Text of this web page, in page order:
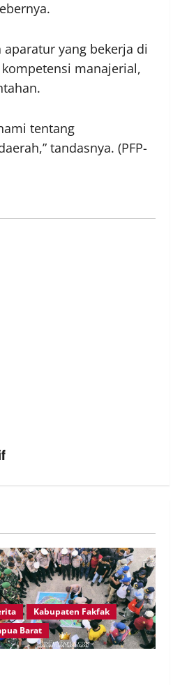
yang bekerja di
manajerial,
tentang
tandasnya. (PFP-
Kabupaten Fakfak
Barat